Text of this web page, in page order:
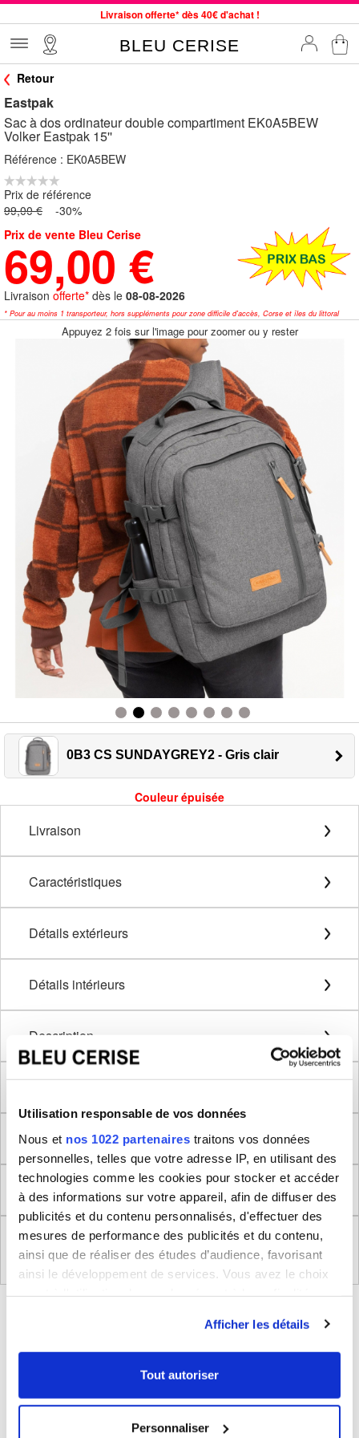
Utilisation responsable de vos données
Nous et nos 1022 partenaires traitons vos données
personnelles, telles que votre adresse IP, en utilisant des
technologies comme les cookies pour stocker et accéder
à des informations sur votre appareil, afin de diffuser des
publicités et du contenu personnalisés, d'effectuer des
mesures de performance des publicités et du contenu,
ainsi que de réaliser des études d’audience, favorisant
ainsi le développement de services. Vous avez le choix
tout moment en consultant la Déclaration relative aux
cookies ou en cliquant sur l'icône de confidentialité.
Collecter des informations sur votre localisation
géographique qui peuvent être précises à plusieurs
Afficher les détails
Tout autoriser
Personnaliser
Livraison offerte* dès 40€ d'achat !
Commande avant 12h expédiée le jour même, du lundi au vendredi
Jusqu'à -75% sur le site du 29/07 au 27/08
BLEU CERISE
Retour
Eastpak
Sac à dos ordinateur double compartiment EK0A5BEW
Volker Eastpak 15''
Référence : EK0A5BEW
Prix de référence
99,00 € -30%
Prix de vente Bleu Cerise
69,00 €
Livraison offerte* dès le 08-08-2026
* Pour au moins 1 transporteur, hors suppléments pour zone difficile d'accès, Corse et îles du littoral
Appuyez 2 fois sur l'image pour zoomer ou y rester
0B3 CS SUNDAYGREY2 - Gris clair
Couleur épuisée
Livraison
Caractéristiques
Détails extérieurs
Détails intérieurs
Description
Dimensions produit
Retour
Règlement (UE) 2023/988 relatifs à la Sécurité
Générale des Produits